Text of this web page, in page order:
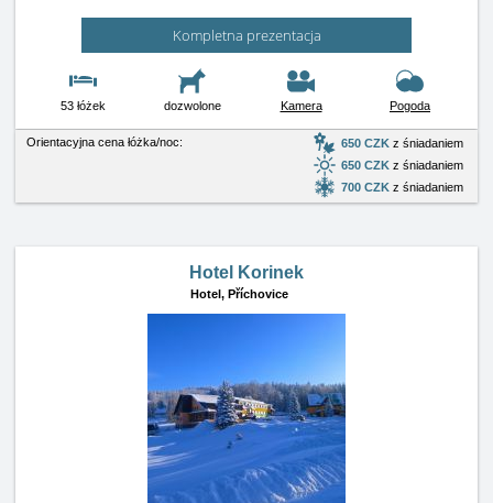
Kompletna prezentacja
53 łóżek dozwolone Kamera Pogoda
Orientacyjna cena łóżka/noc: 650 CZK z śniadaniem
650 CZK z śniadaniem
700 CZK z śniadaniem
Hotel Korinek
Hotel, Příchovice